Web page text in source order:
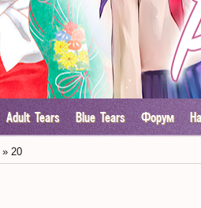
Adult Tears Blue Tears Форум
» 20